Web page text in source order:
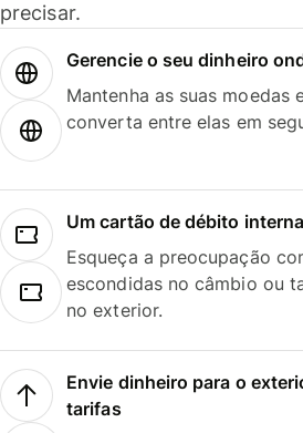
precisar.
Gerencie o seu dinheiro
Mantenha as suas moedas
converta entre elas em
Um cartão de débito
Esqueça a preocupação
escondidas no câmbio ou
no exterior.
Envie dinheiro para o
tarifas